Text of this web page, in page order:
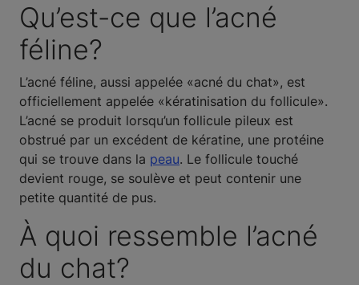
Qu’est-ce que l’acné
féline?
L’acné féline, aussi appelée «acné du chat», est
officiellement appelée «kératinisation du follicule».
L’acné se produit lorsqu’un follicule pileux est
obstrué par un excédent de kératine, une protéine
qui se trouve dans la peau. Le follicule touché
devient rouge, se soulève et peut contenir une
petite quantité de pus.
À quoi ressemble l’acné
du chat?